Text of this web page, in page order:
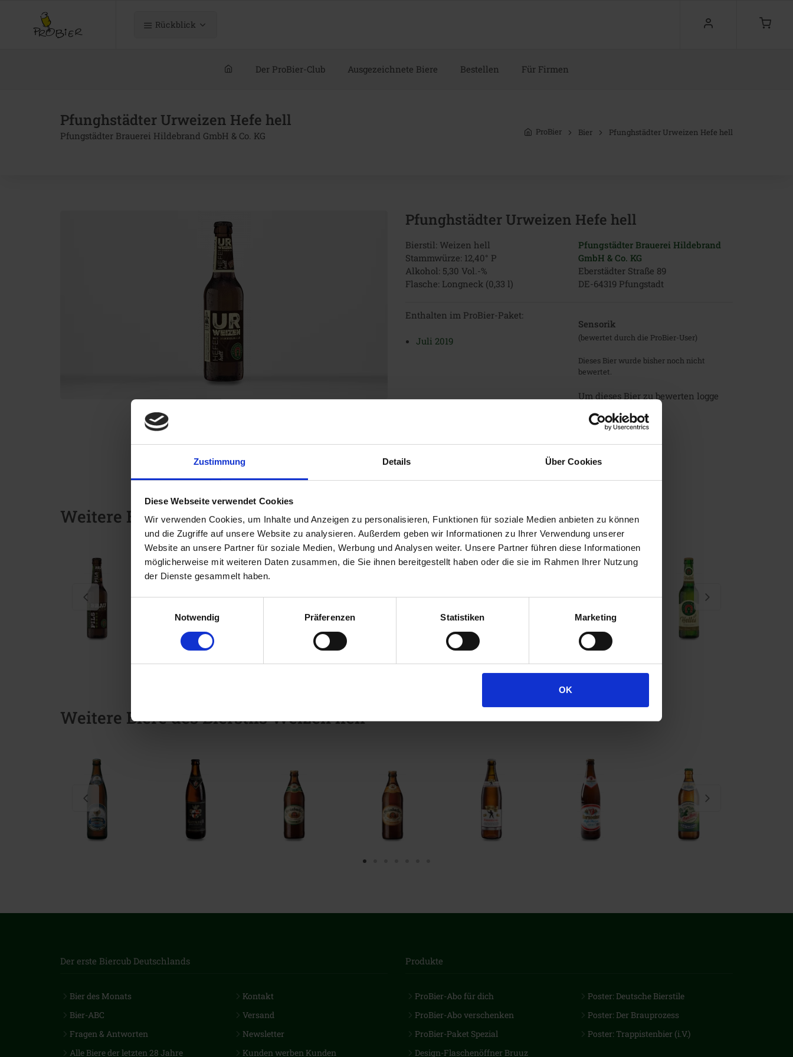
Zustimmung Details Über Cookies
Diese Webseite verwendet Cookies
Wir verwenden Cookies, um Inhalte und Anzeigen zu personalisieren, Funktionen für soziale Medien anbieten zu können
und die Zugriffe auf unsere Website zu analysieren. Außerdem geben wir Informationen zu Ihrer Verwendung unserer
Website an unsere Partner für soziale Medien, Werbung und Analysen weiter. Unsere Partner führen diese Informationen
möglicherweise mit weiteren Daten zusammen, die Sie ihnen bereitgestellt haben oder die sie im Rahmen Ihrer Nutzung
der Dienste gesammelt haben.
Notwendig
Präferenzen Statistiken Marketing
OK
Rückblick
Der ProBier-Club Ausgezeichnete Biere Bestellen Für Firmen
Pfunghstädter Urweizen Hefe hell
Pfungstädter Brauerei Hildebrand GmbH & Co. KG ProBier Bier Pfunghstädter Urweizen Hefe hell
Pfunghstädter Urweizen Hefe hell
Bierstil: Weizen hell
Stammwürze: 12,40° P
Alkohol: 5,30 Vol.-%
Flasche: Longneck (0,33 l)
Pfungstädter Brauerei Hildebrand
GmbH & Co. KG
Eberstädter Straße 89
DE-64319 Pfungstadt
Enthalten im ProBier-Paket:
Juli 2019
Sensorik
(bewertet durch die ProBier-User)
Dieses Bier wurde bisher noch nicht
bewertet.
Um dieses Bier zu bewerten logge
einloggen
Weitere Biere der Brauerei
Weitere Biere des Bierstils Weizen hell
Der erste Biercub Deutschlands
Bier des Monats
Bier-ABC
Fragen & Antworten
Alle Biere der letzten 28 Jahre
Kontakt
Versand
Newsletter
Kunden werben Kunden
Produkte
ProBier-Abo für dich
ProBier-Abo verschenken
ProBier-Paket Spezial
Design-Flaschenöffner Bruuz
Poster: Deutsche Bierstile
Poster: Der Brauprozess
Poster: Trappistenbier (i.V.)